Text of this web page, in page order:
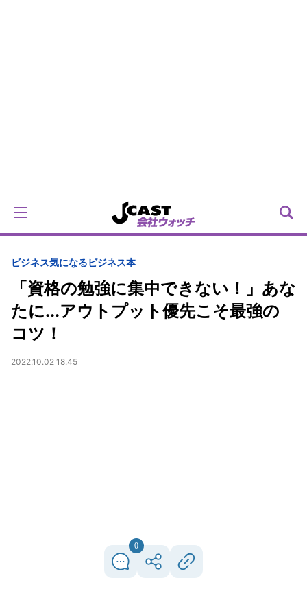
ビジネス気になるビジネス本
「資格の勉強に集中できない！」あな
たに...アウトプット優先こそ最強の
コツ！
2022.10.02 18:45
0